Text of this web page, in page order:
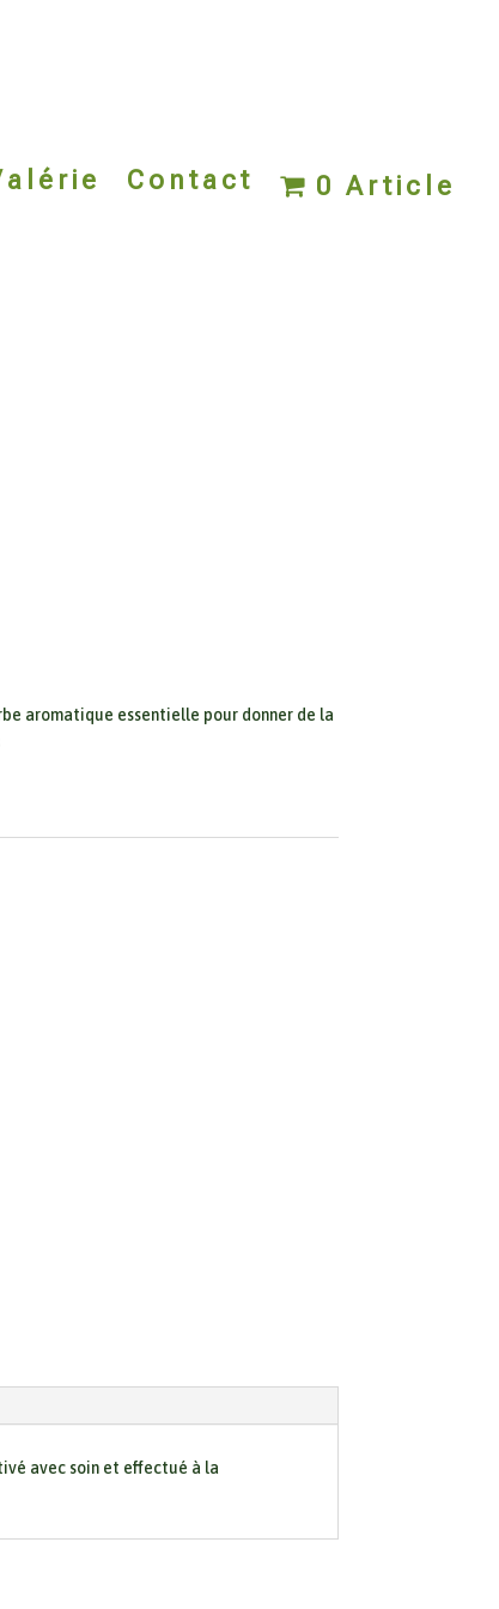
Contact 0 Article
aromatique essentielle pour donner de la
avec soin et effectué à la